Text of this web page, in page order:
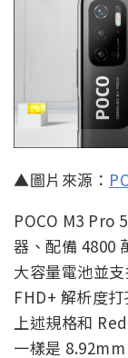
▲圖片來源：
POCO M3 Pro
器、配備 4800
大容量電池並
FHD+ 解析度
上述規格和
一樣是